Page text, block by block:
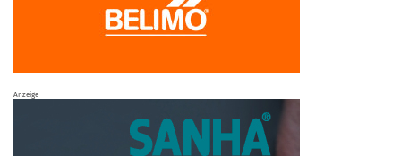
Anzeige